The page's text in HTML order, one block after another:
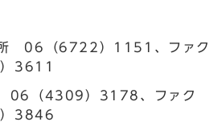
所 06（6722）1151、ファク
3611
06（4309）3178、ファク
3846